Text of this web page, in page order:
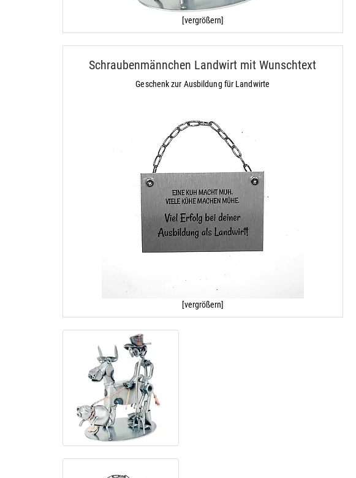
[vergrößern]
Schraubenmännchen Landwirt mit Wunschtext
Geschenk zur Ausbildung für Landwirte
[vergrößern]